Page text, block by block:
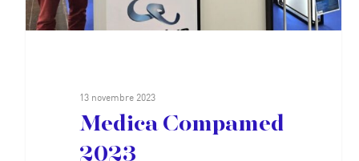
13 novembre 2023
Medica Compamed
2023